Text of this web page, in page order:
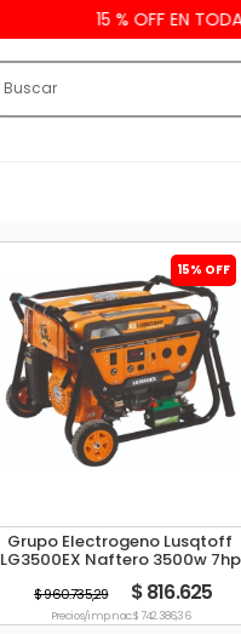
15 % OFF EN TODA LA
15% OFF
Grupo Electrogeno Lusqtoff
LG3500EX Naftero 3500w 7hp
$ 960.735,29 $ 816.625
Precio s/imp. nac. $ 742.386,36